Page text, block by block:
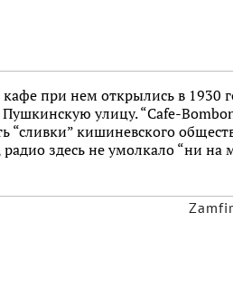
при нем открылись в 1930
Пушкинскую улицу. “Cafe-
“сливки” кишиневского
здесь не умолкало “ни на